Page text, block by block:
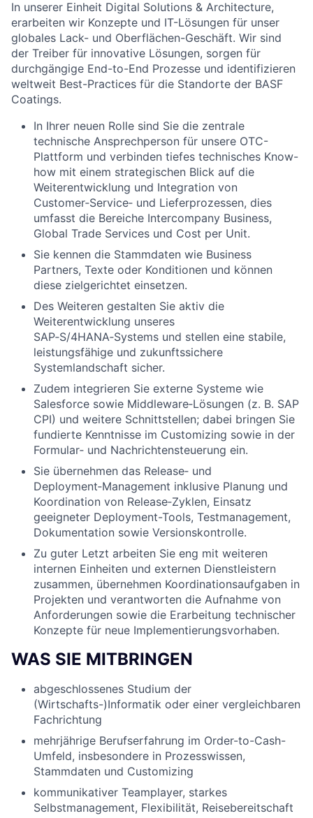
In unserer Einheit Digital Solutions & Architecture,
erarbeiten wir Konzepte und IT-Lösungen für unser
globales Lack- und Oberflächen-Geschäft. Wir sind
der Treiber für innovative Lösungen, sorgen für
durchgängige End-to-End Prozesse und identifizieren
weltweit Best-Practices für die Standorte der BASF
Coatings.
In Ihrer neuen Rolle sind Sie die zentrale
technische Ansprechperson für unsere OTC-
Plattform und verbinden tiefes technisches Know-
how mit einem strategischen Blick auf die
Weiterentwicklung und Integration von
Customer‑Service‑ und Lieferprozessen, dies
umfasst die Bereiche Intercompany Business,
Global Trade Services und Cost per Unit.
Sie kennen die Stammdaten wie Business
Partners, Texte oder Konditionen und können
diese zielgerichtet einsetzen.
Des Weiteren gestalten Sie aktiv die
Weiterentwicklung unseres
SAP‑S/4HANA‑Systems und stellen eine stabile,
leistungsfähige und zukunftssichere
Systemlandschaft sicher.
Zudem integrieren Sie externe Systeme wie
Salesforce sowie Middleware‑Lösungen (z. B. SAP
CPI) und weitere Schnittstellen; dabei bringen Sie
fundierte Kenntnisse im Customizing sowie in der
Formular‑ und Nachrichtensteuerung ein.
Sie übernehmen das Release‑ und
Deployment‑Management inklusive Planung und
Koordination von Release‑Zyklen, Einsatz
geeigneter Deployment-Tools, Testmanagement,
Dokumentation sowie Versionskontrolle.
Zu guter Letzt arbeiten Sie eng mit weiteren
internen Einheiten und externen Dienstleistern
zusammen, übernehmen Koordinationsaufgaben in
Projekten und verantworten die Aufnahme von
Anforderungen sowie die Erarbeitung technischer
Konzepte für neue Implementierungsvorhaben.
WAS SIE MITBRINGEN
abgeschlossenes Studium der
(Wirtschafts-)Informatik oder einer vergleichbaren
Fachrichtung
mehrjährige Berufserfahrung im Order-to-Cash-
Umfeld, insbesondere in Prozesswissen,
Stammdaten und Customizing
kommunikativer Teamplayer, starkes
Selbstmanagement, Flexibilität, Reisebereitschaft